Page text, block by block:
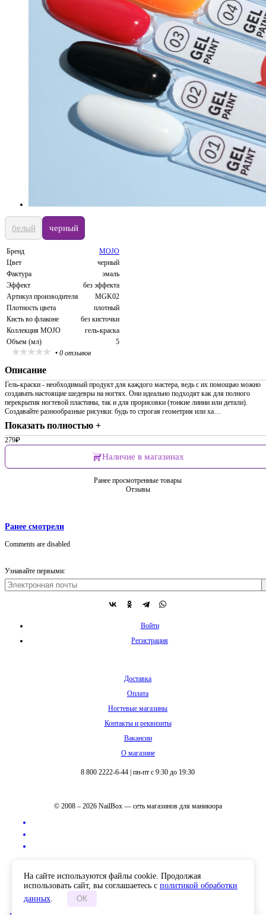
белый черный
Бренд
MOJO
Цвет
черный
Фактура
эмаль
Эффект
без эффекта
Артикул производителя
MGK02
Плотность цвета
плотный
Кисть во флаконе
без кисточки
Коллекция MOJO
гель-краска
Объем (мл)
5
• 0 отзывов
Описание
Гель-краски - необходимый продукт для каждого мастера, ведь с их помощью можно
создавать настоящие шедевры на ногтях. Они идеально подходят как для полного
перекрытия ногтевой пластины, так и для прорисовки (тонкие линии или детали).
Создавайте разнообразные рисунки: будь то строгая геометрия или ха…
Показать полностью +
279₽
Наличие в магазинах
Ранее просмотренные товары
Отзывы
Ранее смотрели
Comments are disabled
Узнавайте первыми:
Войти
Регистрация
Доставка
Оплата
Ногтевые магазины
Контакты и реквизиты
Вакансии
О магазине
8 800 2222-6-44 пн-пт с 9:30 до 19:30
© 2008 – 2026 NailBox — сеть магазинов для маникюра
На сайте используются файлы cookie. Продолжая
использовать сайт, вы соглашаетесь с политикой обработки
данных. ОК